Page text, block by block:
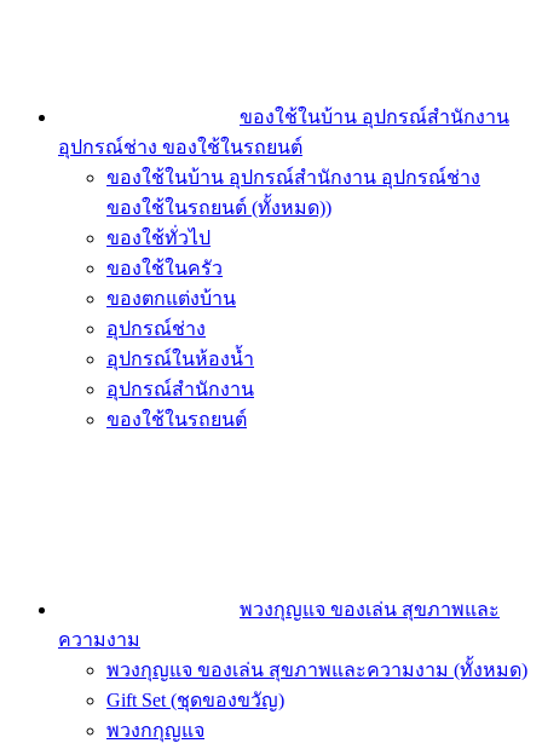
ของใช้ในบ้าน อุปกรณ์สำนักงาน
อุปกรณ์ช่าง ของใช้ในรถยนต์
ของใช้ในบ้าน อุปกรณ์สำนักงาน อุปกรณ์ช่าง
ของใช้ในรถยนต์ (ทั้งหมด))
ของใช้ทั่วไป
ของใช้ในครัว
ของตกแต่งบ้าน
อุปกรณ์ช่าง
อุปกรณ์ในห้องน้ำ
อุปกรณ์สำนักงาน
ของใช้ในรถยนต์
พวงกุญแจ ของเล่น สุขภาพและ
ความงาม
พวงกุญแจ ของเล่น สุขภาพและความงาม (ทั้งหมด)
Gift Set (ชุดของขวัญ)
พวงกกุญแจ